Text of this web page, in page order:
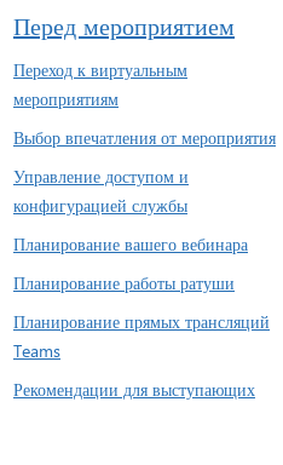
Перед мероприятием
Переход к виртуальным
мероприятиям
Выбор впечатления от мероприятия
Управление доступом и
конфигурацией службы
Планирование вашего вебинара
Планирование работы ратуши
Планирование прямых трансляций
Teams
Рекомендации для выступающих